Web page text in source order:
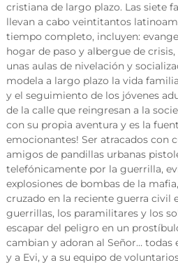
cristiana de largo plazo. Las siete
llevan a cabo veintitantos
tiempo completo, incluyen:
hogar de paso y albergue de
unas aulas de nivelación y
modela a largo plazo la vida
y el seguimiento de los jóvenes
de la calle que reingresan a la
con su propia aventura y es la
emocionantes! Ser atracados con
amigos de pandillas urbanas
telefónicamente por la guerrilla,
explosiones de bombas de la
cruzado en la reciente guerra civil
guerrillas, los paramilitares y los
escapar del peligro en un
cambian y adoran al Señor… todas
y a Evi, y a su equipo de